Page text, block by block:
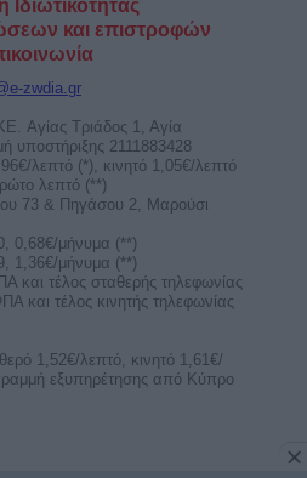
στον Λέοντα στις 12
ευθύνες και
πειθαρχία, ...
Λέοντα στις 12
Προβλέψεις για τα
Λέοντα φέρνει νέα
που ...